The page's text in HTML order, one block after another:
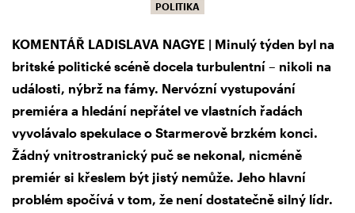
POLITIKA
KOMENTÁŘ LADISLAVA NAGYE | Minulý týden byl na
britské politické scéně docela turbulentní – nikoli na
události, nýbrž na fámy. Nervózní vystupování
premiéra a hledání nepřátel ve vlastních řadách
vyvolávalo spekulace o Starmerově brzkém konci.
Žádný vnitrostranický puč se nekonal, nicméně
premiér si křeslem být jistý nemůže. Jeho hlavní
problém spočívá v tom, že není dostatečně silný lídr.